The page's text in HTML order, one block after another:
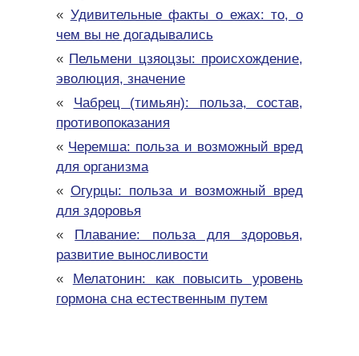
« Удивительные факты о ежах: то, о
чем вы не догадывались
« Пельмени цзяоцзы: происхождение,
эволюция, значение
« Чабрец (тимьян): польза, состав,
противопоказания
« Черемша: польза и возможный вред
для организма
« Огурцы: польза и возможный вред
для здоровья
«
Плавание: польза для здоровья,
развитие выносливости
«
Мелатонин: как повысить уровень
гормона сна естественным путем